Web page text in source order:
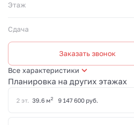
Этаж
Сдача
Заказать звонок
Все характеристики
Планировка на других этажах
2 эт. 39.6 м2 9 147 600 руб.